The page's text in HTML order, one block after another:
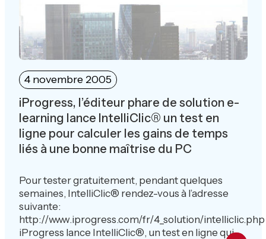
4 novembre 2005
iProgress, l’éditeur phare de solution e-
learning lance IntelliClic® un test en
ligne pour calculer les gains de temps
liés à une bonne maîtrise du PC
Pour tester gratuitement, pendant quelques
semaines, IntelliClic® rendez-vous à l’adresse
suivante:
http://www.iprogress.com/fr/4_solution/intelliclic.php
iProgress lance IntelliClic®, un test en ligne qui...